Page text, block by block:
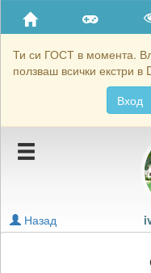
Ти си ГОСТ в момента.
ползваш всички екстри в
Вход
Приятели
Хронология на игри
Подаръците на
Картичките на
Блокирай
Назад